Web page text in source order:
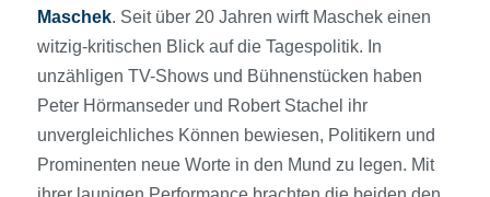
Maschek. Seit über 20 Jahren wirft Maschek einen
witzig-kritischen Blick auf die Tagespolitik. In
unzähligen TV-Shows und Bühnenstücken haben
Peter Hörmanseder und Robert Stachel ihr
unvergleichliches Können bewiesen, Politikern und
Prominenten neue Worte in den Mund zu legen. Mit